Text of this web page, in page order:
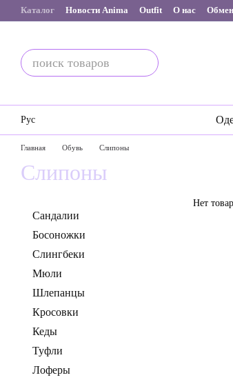
Перейти к основному контенту
Каталог Новости Anima Outfit О нас Обмен
Рус
Главная Обувь Слипоны
Слипоны
Нет
Сандалии
Босоножки
Слингбеки
Мюли
Шлепанцы
Кросовки
Кеды
Туфли
Лоферы